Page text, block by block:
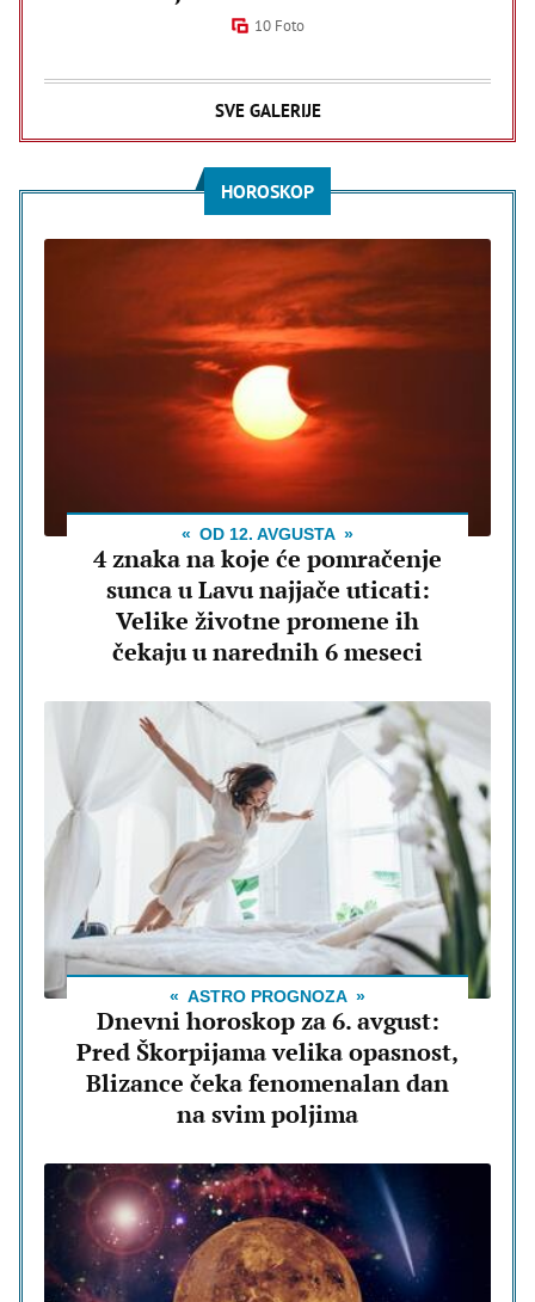
10 Foto
SVE GALERIJE
HOROSKOP
OD 12. AVGUSTA
4 znaka na koje će pomračenje
sunca u Lavu najjače uticati:
Velike životne promene ih
čekaju u narednih 6 meseci
ASTRO PROGNOZA
Dnevni horoskop za 6. avgust:
Pred Škorpijama velika opasnost,
Blizance čeka fenomenalan dan
na svim poljima